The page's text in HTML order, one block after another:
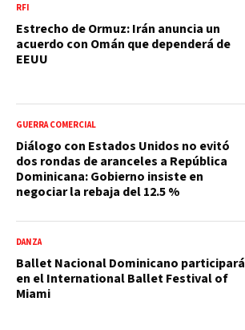
RFI
Estrecho de Ormuz: Irán anuncia un
acuerdo con Omán que dependerá de
EEUU
GUERRA COMERCIAL
Diálogo con Estados Unidos no evitó
dos rondas de aranceles a República
Dominicana: Gobierno insiste en
negociar la rebaja del 12.5 %
DANZA
Ballet Nacional Dominicano participará
en el International Ballet Festival of
Miami